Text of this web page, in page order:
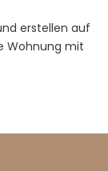
erstellen auf
Wohnung mit